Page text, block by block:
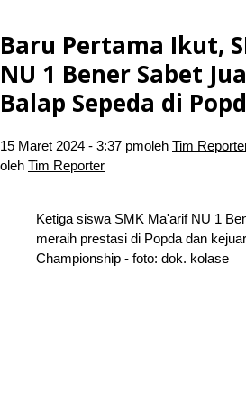
Baru Pertama Ikut,
NU 1 Bener Sabet
Balap Sepeda di
15 Maret 2024 - 3:37 pmoleh Tim
oleh Tim Reporter
Ketiga siswa SMK Ma'arif NU 1
meraih prestasi di Popda dan
Championship - foto: dok. kolase